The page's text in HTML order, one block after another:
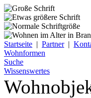
Startseite | Partner|
Wohnformen
Suche
Wissenswertes